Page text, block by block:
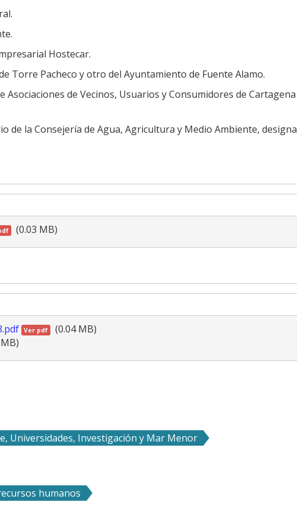
Hostecar.
Torre Pacheco y otro del Ayuntamiento de Fuente Alamo.
Asociaciones de Vecinos, Usuarios y Consumidores de
de la Consejería de Agua, Agricultura y Medio Ambiente,
(0.03 MB)
Ver pdf
(0.04 MB)
Universidades, Investigación y Mar Menor
humanos